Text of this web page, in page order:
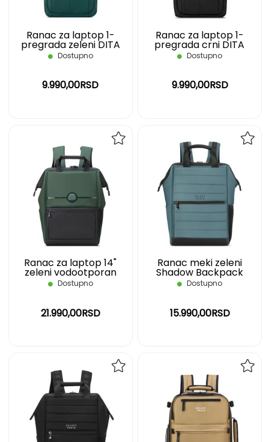
Ranac za laptop 1-
pregrada zeleni DITA
DELSEY
Dostupno
9.990,00RSD
Ranac za laptop 1-
pregrada crni DITA
DELSEY
Dostupno
9.990,00RSD
Ranac za laptop 14"
zeleni vodootporan
Turenne soft DELSEY
Dostupno
21.990,00RSD
Ranac meki zeleni
Shadow Backpack
Delsey
Dostupno
15.990,00RSD